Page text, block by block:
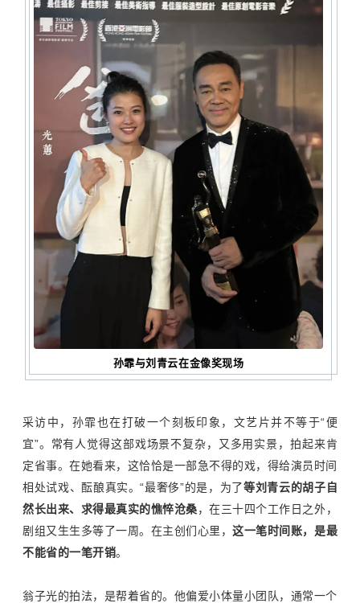
孙霏与刘青云在金像奖现场
采访中，孙霏也在打破一个刻板印象，文艺片并不等于“便
宜”。常有人觉得这部戏场景不复杂，又多用实景，拍起来肯
定省事。在她看来，这恰恰是一部急不得的戏，得给演员时间
相处试戏、酝酿真实。“最奢侈”的是，为了等刘青云的胡子自
然长出来、求得最真实的憔悴沧桑，在三十四个工作日之外，
剧组又生生多等了一周。在主创们心里，这一笔时间账，是最
不能省的一笔开销。
翁子光的拍法，是帮着省的。他偏爱小体量小团队，通常一个